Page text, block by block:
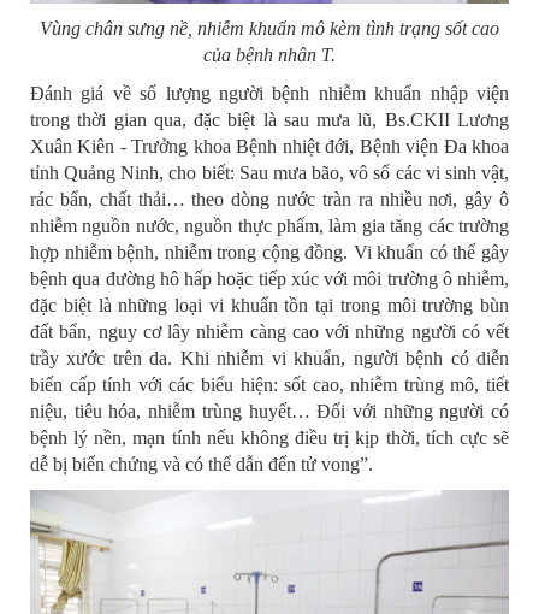
Vùng chân sưng nề, nhiễm khuẩn mô kèm tình trạng sốt cao
của bệnh nhân T.
Đánh giá về số lượng người bệnh nhiễm khuẩn nhập viện
trong thời gian qua, đặc biệt là sau mưa lũ, Bs.CKII Lương
Xuân Kiên - Trưởng khoa Bệnh nhiệt đới, Bệnh viện Đa khoa
tỉnh Quảng Ninh, cho biết: Sau mưa bão, vô số các vi sinh vật,
rác bẩn, chất thải… theo dòng nước tràn ra nhiều nơi, gây ô
nhiễm nguồn nước, nguồn thực phẩm, làm gia tăng các trường
hợp nhiễm bệnh, nhiễm trong cộng đồng. Vi khuẩn có thể gây
bệnh qua đường hô hấp hoặc tiếp xúc với môi trường ô nhiễm,
đặc biệt là những loại vi khuẩn tồn tại trong môi trường bùn
đất bẩn, nguy cơ lây nhiễm càng cao với những người có vết
trầy xước trên da. Khi nhiễm vi khuẩn, người bệnh có diễn
biến cấp tính với các biểu hiện: sốt cao, nhiễm trùng mô, tiết
niệu, tiêu hóa, nhiễm trùng huyết… Đối với những người có
bệnh lý nền, mạn tính nếu không điều trị kịp thời, tích cực sẽ
dễ bị biến chứng và có thể dẫn đến tử vong”.